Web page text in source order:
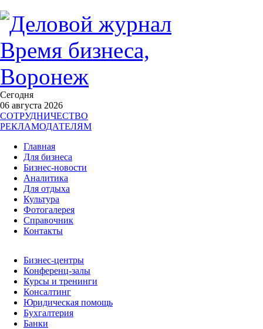
Сегодня
06 августа 2026
СОТРУДНИЧЕСТВО
РЕКЛАМОДАТЕЛЯМ
Главная
Для бизнеса
Бизнес-новости
Аналитика
Для отдыха
Культура
Фотогалерея
Справочник
Контакты
Бизнес-центры
Конференц-залы
Курсы и тренинги
Консалтинг
Юридическая помощь
Бухгалтерия
Банки